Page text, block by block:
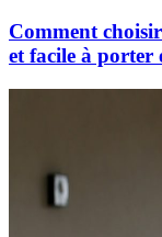
Comment
et facile à porter